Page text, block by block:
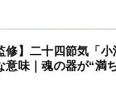
ュアル 【占い師監修】二十四
修】二十四節気「
意味｜魂の器が“満